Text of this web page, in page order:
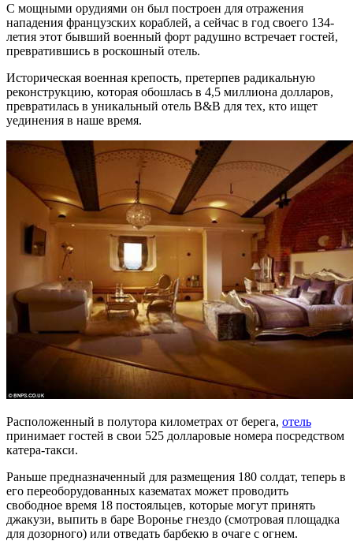
С мощными орудиями он был построен для отражения
нападения французских кораблей, а сейчас в год своего 134-
летия этот бывший военный форт радушно встречает гостей,
превратившись в роскошный отель.
Историческая военная крепость, претерпев радикальную
реконструкцию, которая обошлась в 4,5 миллиона долларов,
превратилась в уникальный отель B&B для тех, кто ищет
уединения в наше время.
Расположенный в полутора километрах от берега, отель
принимает гостей в свои 525 долларовые номера посредством
катера-такси.
Раньше предназначенный для размещения 180 солдат, теперь в
его переоборудованных казематах может проводить
свободное время 18 постояльцев, которые могут принять
джакузи, выпить в баре Воронье гнездо (смотровая площадка
для дозорного) или отведать барбекю в очаге с огнем.